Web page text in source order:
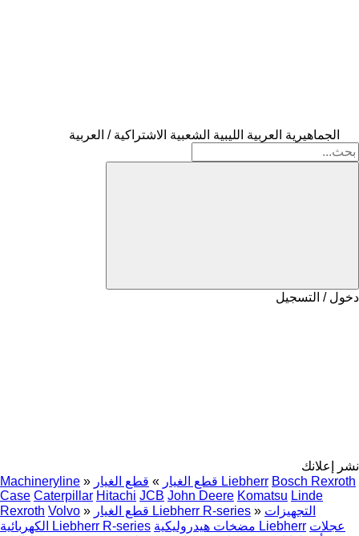
الجماهيرية العربية الليبية الشعبية الاشتراكية / العربية
دخول / التسجيل
نشر إعلانك
Machineryline » قطع الغيار » قطع الغيار Liebherr Bosch Rexroth
Case Caterpillar Hitachi JCB John Deere Komatsu Linde
Rexroth Volvo » قطع الغيار Liebherr R-series » التجهيزات
الكهربائية Liebherr R-series
مضخات هيدروليكية Liebherr عجلات